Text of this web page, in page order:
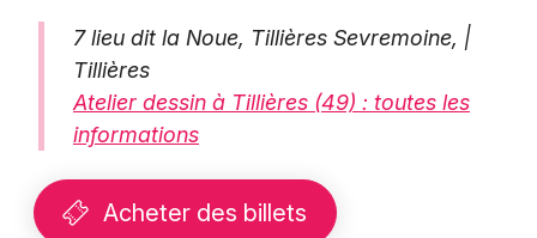
7 lieu dit la Noue, Tillières Sevremoine, |
Tillières
Atelier dessin à Tillières (49) : toutes les
informations
Acheter des billets